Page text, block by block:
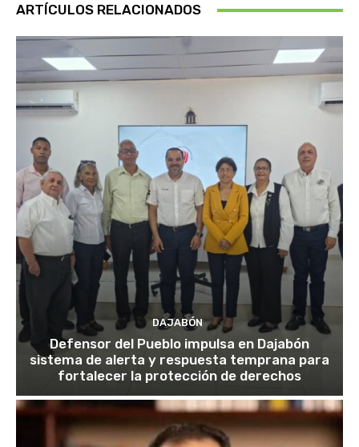
ARTÍCULOS RELACIONADOS
DAJABÓN
Defensor del Pueblo impulsa en Dajabón
sistema de alerta y respuesta temprana para
fortalecer la protección de derechos